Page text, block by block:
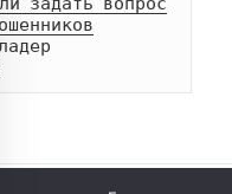
задать вопрос